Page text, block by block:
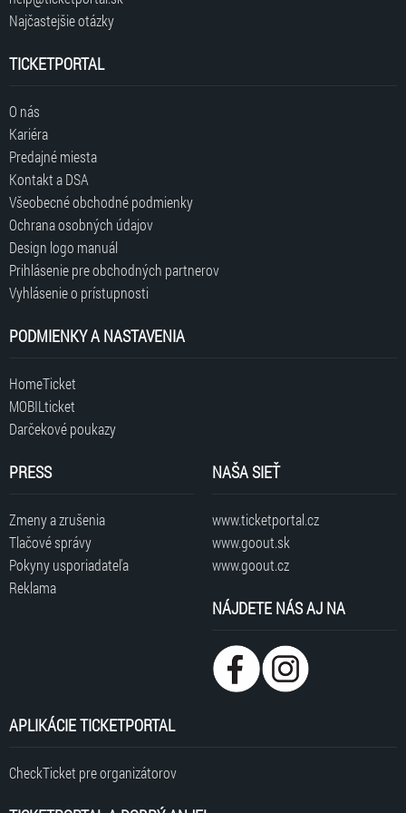
Najčastejšie otázky
TICKETPORTAL
O nás
Kariéra
Predajné miesta
Kontakt a DSA
Všeobecné obchodné podmienky
Ochrana osobných údajov
Design logo manuál
Prihlásenie pre obchodných partnerov
Vyhlásenie o prístupnosti
PODMIENKY A NASTAVENIA
HomeTicket
MOBILticket
Darčekové poukazy
PRESS
Zmeny a zrušenia
Tlačové správy
Pokyny usporiadateľa
Reklama
NAŠA SIEŤ
www.ticketportal.cz
www.goout.sk
www.goout.cz
NÁJDETE NÁS AJ NA
APLIKÁCIE TICKETPORTAL
CheckTicket pre organizátorov